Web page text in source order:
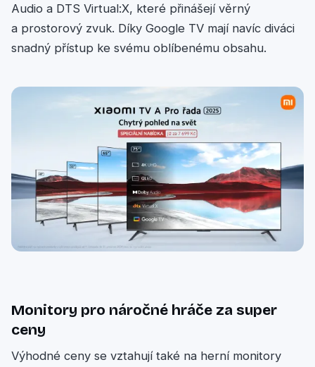
Audio a DTS Virtual:X, které přinášejí věrný
a prostorový zvuk. Díky Google TV mají navíc diváci
snadný přístup ke svému oblíbenému obsahu.
Monitory pro náročné hráče za super
ceny
Výhodné ceny se vztahují také na herní monitory